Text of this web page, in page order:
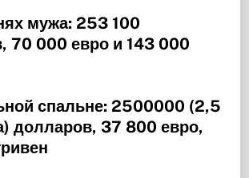
мужа: 253 100
70 000 евро и 143 000
спальне: 2500000 (2,5
долларов, 37 800 евро,